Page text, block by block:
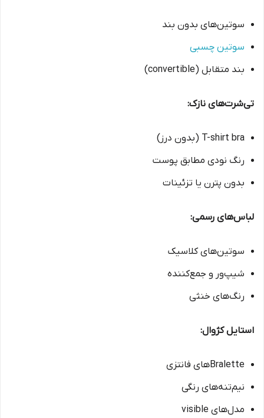
سوتین‌های بدون بند
سوتین چسبی
بند متقابل (convertible)
تی‌شرت‌های نازک:
T-shirt bra (بدون درز)
رنگ نودی مطابق پوست
بدون پترن یا تزئینات
لباس‌های رسمی:
سوتین‌های کلاسیک
شیپ‌ور و جمع‌کننده
رنگ‌های خنثی
استایل کژوال:
Bralette‌های فانتزی
نیم‌تنه‌های رنگی
مدل‌های visible